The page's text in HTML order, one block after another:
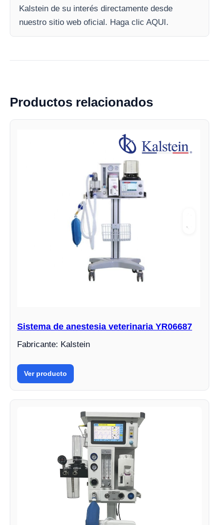
Kalstein de su interés directamente desde
nuestro sitio web oficial. Haga clic AQUI.
Productos relacionados
Sistema de anestesia veterinaria YR06687
Fabricante: Kalstein
Ver producto